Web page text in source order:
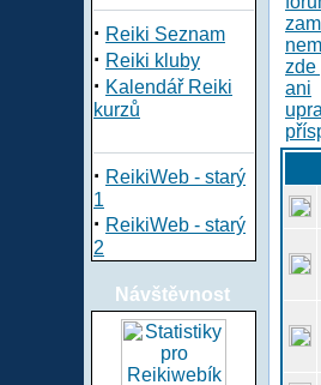
· Reiki Seznam
· Reiki kluby
· Kalendář Reiki
kurzů
· ReikiWeb - starý
1
· ReikiWeb - starý
2
Návštěvnost